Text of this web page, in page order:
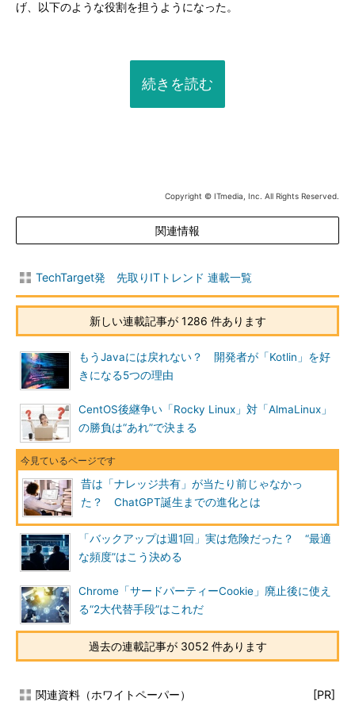
げ、以下のような役割を担うようになった。
続きを読む
Copyright © ITmedia, Inc. All Rights Reserved.
関連情報
TechTarget発 先取りITトレンド 連載一覧
新しい連載記事が 1286 件あります
もうJavaには戻れない？ 開発者が「Kotlin」を好
きになる5つの理由
CentOS後継争い「Rocky Linux」対「AlmaLinux」
の勝負は“あれ”で決まる
昔は「ナレッジ共有」が当たり前じゃなかっ
た？ ChatGPT誕生までの進化とは
「バックアップは週1回」実は危険だった？ “最適
な頻度”はこう決める
Chrome「サードパーティーCookie」廃止後に使え
る“2大代替手段”はこれだ
過去の連載記事が 3052 件あります
関連資料（ホワイトペーパー） [PR]